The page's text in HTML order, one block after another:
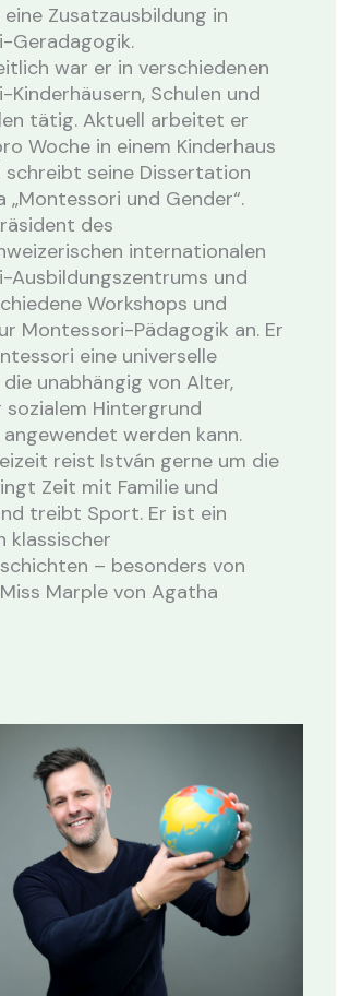
eine Zusatzausbildung in
Geradagogik.
war er in verschiedenen
Schulen und
tätig. Aktuell arbeitet er
Woche in einem Kinderhaus
schreibt seine Dissertation
„Montessori und Gender“.
des
internationalen
Ausbildungszentrums und
Workshops und
Montessori-Pädagogik an. Er
eine universelle
die unabhängig von Alter,
sozialem Hintergrund
werden kann.
reist István gerne um die
Zeit mit Familie und
treibt Sport. Er ist ein
klassischer
– besonders von
Marple von Agatha